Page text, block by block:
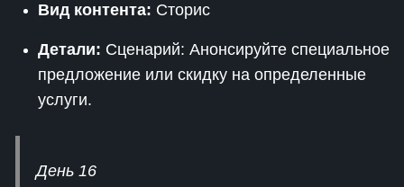
Вид контента: Сторис
Детали: Сценарий: Анонсируйте специальное
предложение или скидку на определенные
услуги.
День 16